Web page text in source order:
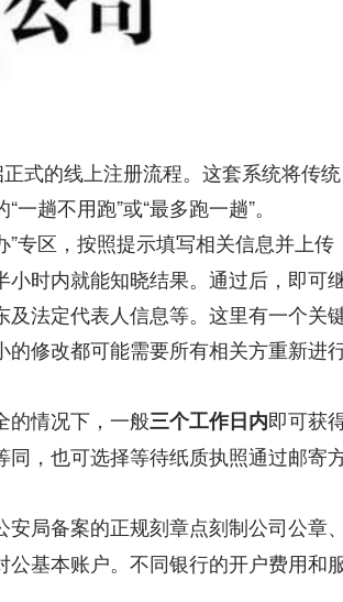
式的线上注册流程。这套系统将传统
趟不用跑”或“最多跑一趟”。
”专区，按照提示填写相关信息并上传
时内就能知晓结果。通过后，即可
法定代表人信息等。这里有一个关
修改都可能需要所有相关方重新进
的情况下，一般​​三个工作日内​即可获
，也可选择等待纸质执照通过邮寄
安局备案的正规刻章点刻制公司公章
基本账户。不同银行的开户费用和